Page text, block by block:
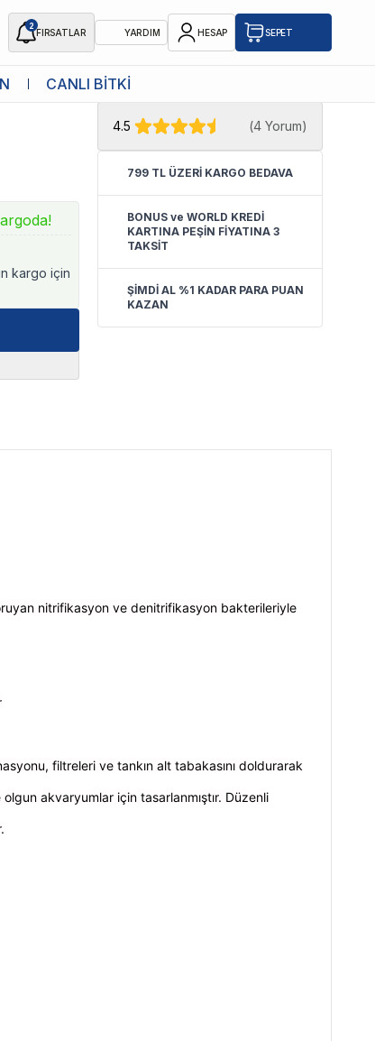
2
FIRSATLAR YARDIM HESAP SEPET
CANLI BİTKİ
kargo için
★ Atakan Petshop,
satıcısıdır.
4.5 (4 Yorum)
799 TL ÜZERİ KARGO BEDAVA
BONUS ve WORLD KREDİ
KARTINA PEŞİN FİYATINA 3
TAKSİT
ŞİMDİ AL %1 KADAR PARA PUAN
KAZAN
nitrifikasyon ve denitrifikasyon bakterileriyle
filtreleri ve tankın alt tabakasını doldurarak
akvaryumlar için tasarlanmıştır. Düzenli